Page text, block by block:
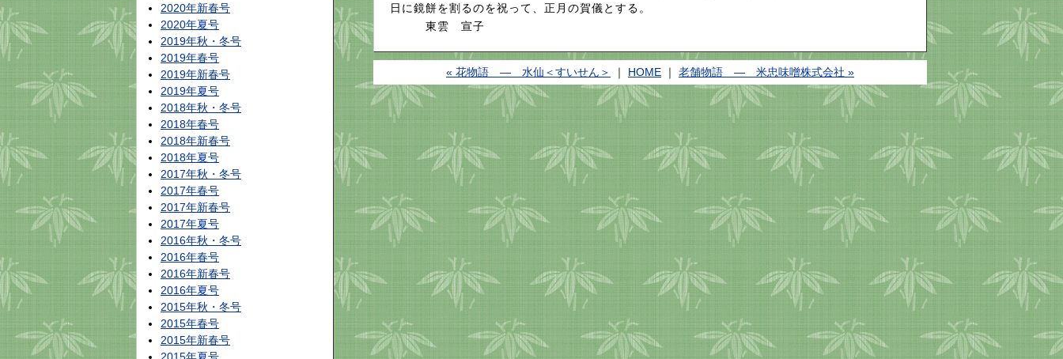
2020年新春号
2020年夏号
2019年秋・冬号
2019年春号
2019年新春号
2019年夏号
2018年秋・冬号
2018年春号
2018年新春号
2018年夏号
2017年秋・冬号
2017年春号
2017年新春号
2017年夏号
2016年秋・冬号
2016年春号
2016年新春号
2016年夏号
2015年秋・冬号
2015年春号
2015年新春号
2015年夏号
日に鏡餅を割るのを祝って、正月の賀儀とする。
東雲 宣子
« 花物語 ― 水仙＜すいせん＞ ｜ HOME ｜ 老舗物語 ― 米忠味噌株式会社 »